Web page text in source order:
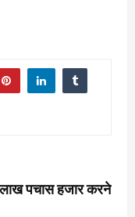
लाख पचास हजार करने